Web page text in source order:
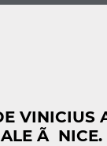
VINICIUS
Ã NICE.